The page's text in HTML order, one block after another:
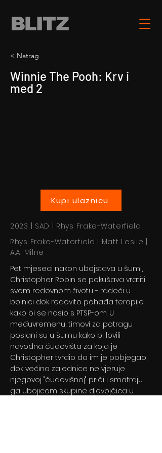
< Natrag
Winnie The Pooh: Krv i
med 2
Kupi ulaznicu
2023 | SAD | Rhys Frake-Waterfield
Rhys Frake-Waterfield | Matt Leslie |
A.A. Milne
Pet mjeseci nakon ubojstava u šumi,
Christopher Robin se pokušava vratiti
svom redovnom životu - radeći u
bolnici dok redovito pohađa terapije
kako bi se nosio s PTSP-om. U
međuvremenu, timovi za potragu
poslani su u šumu kako bi lovili
navodna čudovišta za koja je
Christopher tvrdio da im je pobjegao,
dok većina zajednice ne vjeruje
njegovoj "čudovišnoj" priči i smatraju
ga ubojicom skupine djevojčica u